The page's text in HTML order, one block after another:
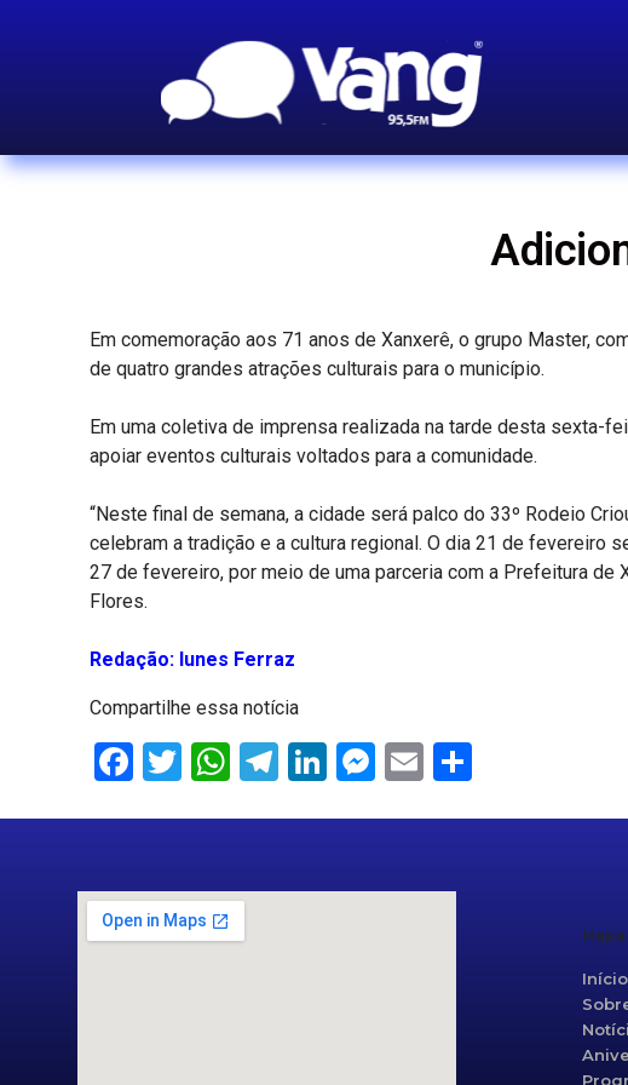
Em comemoração aos 71 anos de Xanxerê, o grupo Master,
de quatro grandes atrações culturais para o município.
Em uma coletiva de imprensa realizada na tarde desta sexta-
apoiar eventos culturais voltados para a comunidade.
“Neste final de semana, a cidade será palco do 33º Rodeio
celebram a tradição e a cultura regional. O dia 21 de fevereiro
27 de fevereiro, por meio de uma parceria com a Prefeitura de
Flores.
Redação: Iunes Ferraz
Compartilhe essa notícia
Facebook
Twitter
WhatsApp
Telegram
LinkedIn
Messenger
Email
Início